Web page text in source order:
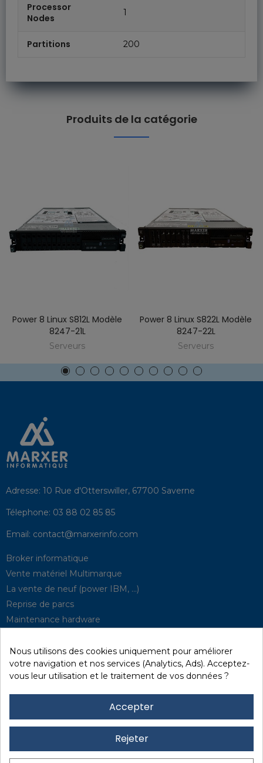
Processor
Nodes
1
Partitions 200
Produits de la catégorie
Power 8 Linux S812L Modèle
8247-21L
Serveurs
Power 8 Linux S822L Modèle
8247-22L
Serveurs
Adresse: 10 Rue d'Otterswiller, 67700 Saverne
Télephone: 03 88 02 85 85
Email: contact@marxerinfo.com​
Broker informatique
Vente matériel Multimarque
La vente de neuf (power IBM, …)
Reprise de parcs
Maintenance hardware
Solutions de P.R.A
Quick / EDD, Syncsort
Location
Nous utilisons des cookies uniquement pour améliorer
votre navigation et nos services (Analytics, Ads). Acceptez-
vous leur utilisation et le traitement de vos données ?
Accepter
Rejeter